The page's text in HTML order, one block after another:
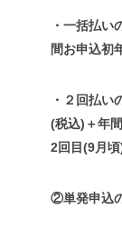
・一括払
間お申込初
・２回払い
(税込)＋年
2回目(9月
②単発申込